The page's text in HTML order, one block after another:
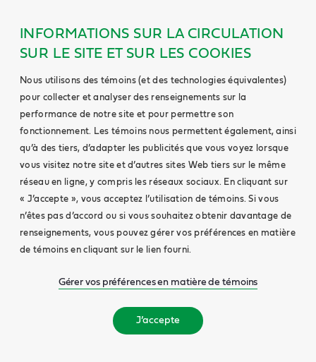
INFORMATIONS SUR LA CIRCULATION
SUR LE SITE ET SUR LES COOKIES
Nous utilisons des témoins (et des technologies équivalentes)
pour collecter et analyser des renseignements sur la
performance de notre site et pour permettre son
fonctionnement. Les témoins nous permettent également, ainsi
qu’à des tiers, d’adapter les publicités que vous voyez lorsque
vous visitez notre site et d’autres sites Web tiers sur le même
réseau en ligne, y compris les réseaux sociaux. En cliquant sur
« J’accepte », vous acceptez l’utilisation de témoins. Si vous
n’êtes pas d’accord ou si vous souhaitez obtenir davantage de
renseignements, vous pouvez gérer vos préférences en matière
de témoins en cliquant sur le lien fourni.
Gérer vos préférences en matière de témoins
J’accepte